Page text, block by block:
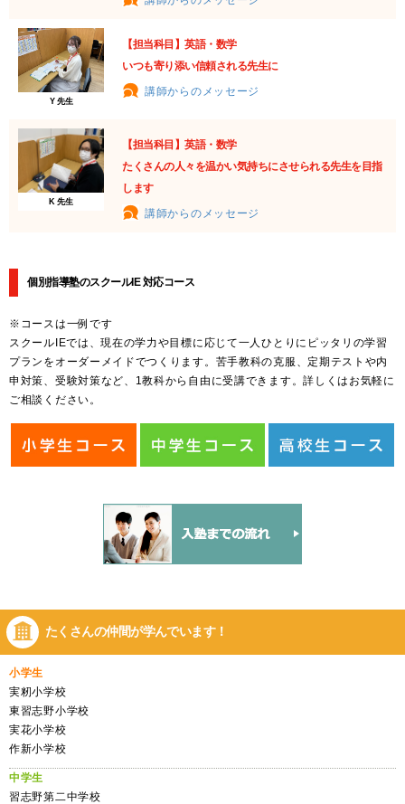
Y 先生
【担当科目】英語・数学
いつも寄り添い信頼される先生に
講師からのメッセージ
K 先生
【担当科目】英語・数学
たくさんの人々を温かい気持ちにさせられる先生を目指
します
講師からのメッセージ
個別指導塾のスクールIE 対応コース
※コースは一例です
スクールIEでは、現在の学力や目標に応じて一人ひとりにピッタリの学習
プランをオーダーメイドでつくります。苦手教科の克服、定期テストや内
申対策、受験対策など、1教科から自由に受講できます。詳しくはお気軽に
ご相談ください。
たくさんの仲間が学んでいます！
小学生
実籾小学校
東習志野小学校
実花小学校
作新小学校
中学生
習志野第二中学校